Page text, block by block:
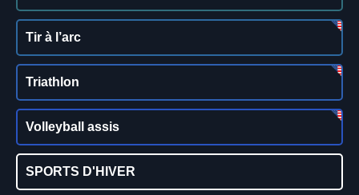
Tir à l’arc
Triathlon
Volleyball assis
SPORTS D'HIVER